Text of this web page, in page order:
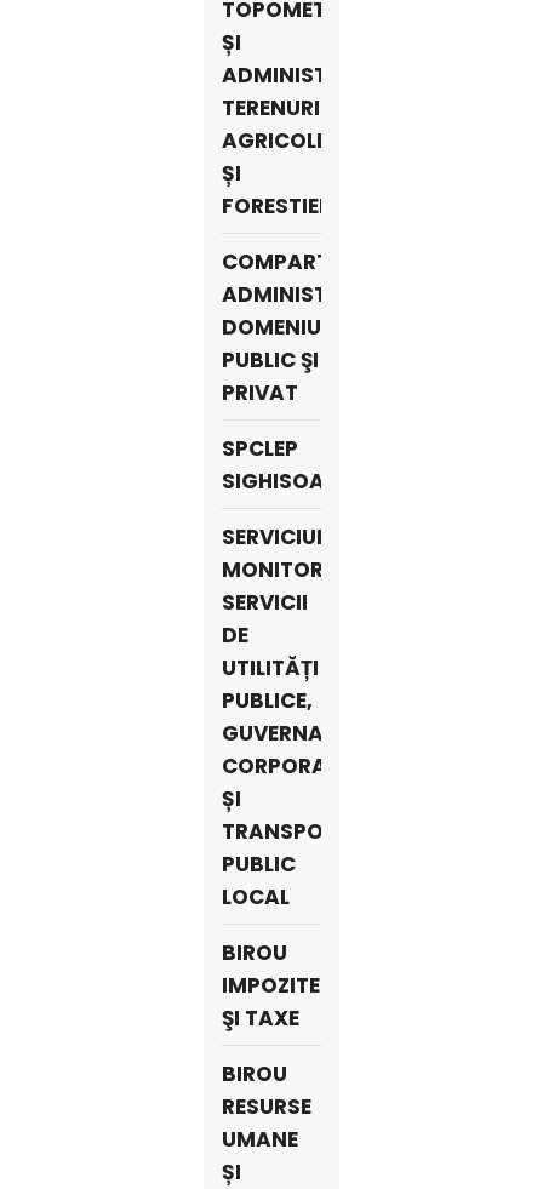
TOPOMETRIE
ȘI
ADMINISTRARE
TERENURI
AGRICOLE
ȘI
FORESTIERE
COMPARTIMENT
ADMINISTRAREA
DOMENIULUI
PUBLIC ŞI
PRIVAT
SPCLEP
SIGHISOARA
SERVICIUL
MONITORIZARE
SERVICII
DE
UTILITĂȚI
PUBLICE,
GUVERNANȚĂ
CORPORATIVĂ
ȘI
TRANSPORT
PUBLIC
LOCAL
BIROU
IMPOZITE
ŞI TAXE
BIROU
RESURSE
UMANE
ȘI